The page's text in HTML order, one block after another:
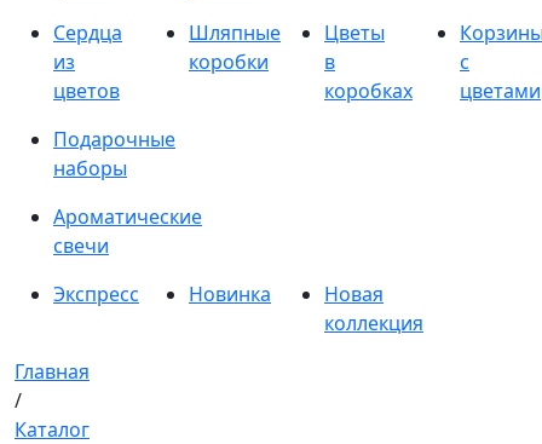
Сердца
из
цветов
Шляпные
коробки
Цветы
в
коробках
с
цветами
Подарочные
наборы
Ароматические
свечи
Экспресс
Новинка
Новая
коллекция
Главная
/
Каталог